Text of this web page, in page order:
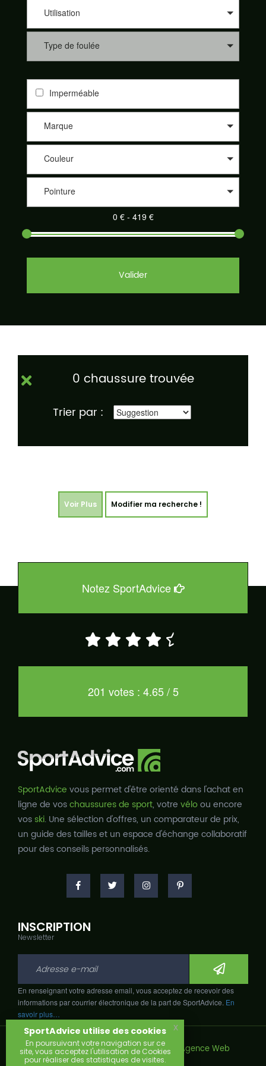
Asolo, Bestard, Brooks, Dynafit, Élémentaire, Five Fingers,
On-Running, Raidlight, Salewa, Salomon, Saucony, Scarpa,
Scott, Tecnica et Topo athletic. Nos partenaires sont de plus en
de Philippe, Trail Store, Télémark Pyrénées, Alpinstore ou
encore Chullanka. Et cela au meilleur prix. Naviguez sur le
comparateur, sélectionnez les critères de votre choix et
découvrez votre paire de chaussures de sport adaptée parmi
un large éventail.
Utilisation
Type de foulée
Imperméable
Marque
Couleur
Pointure
Valider
0 chaussure trouvée
Trier par :
Voir Plus Modifier ma recherche !
Notez SportAdvice
201 votes : 4.65 / 5
SportAdvice vous permet d'être orienté dans l'achat en
ligne de voschaussures de sport, votre véloou encore
vosski. Une sélection d'offres, un comparateur de prix,
un guide des tailles et un espace d'échange collaboratif
pour des conseils personnalisés.
INSCRIPTION
Newsletter
En renseignant votre adresse email, vous acceptez de recevoir des
informations par courrier électronique de la part de SportAdvice. En
savoir plus…
Copyright © 2026, Développé avec par
Agence Web
Narobaz.
SportAdvice utilise des cookies
En poursuivant votre navigation sur ce
site, vous acceptez l'utilisation de Cookies
pour réaliser des statistiques de visites.
x